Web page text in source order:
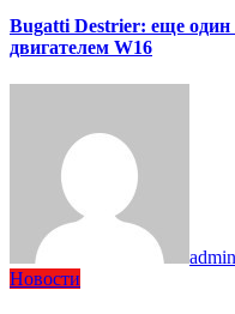
Bugatti Destrier: еще один
двигателем W16
admin
Новости